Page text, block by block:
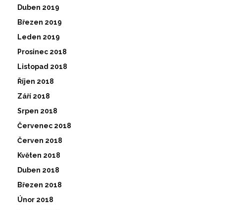
Duben 2019
Březen 2019
Leden 2019
Prosinec 2018
Listopad 2018
Říjen 2018
Září 2018
Srpen 2018
Červenec 2018
Červen 2018
Květen 2018
Duben 2018
Březen 2018
Únor 2018